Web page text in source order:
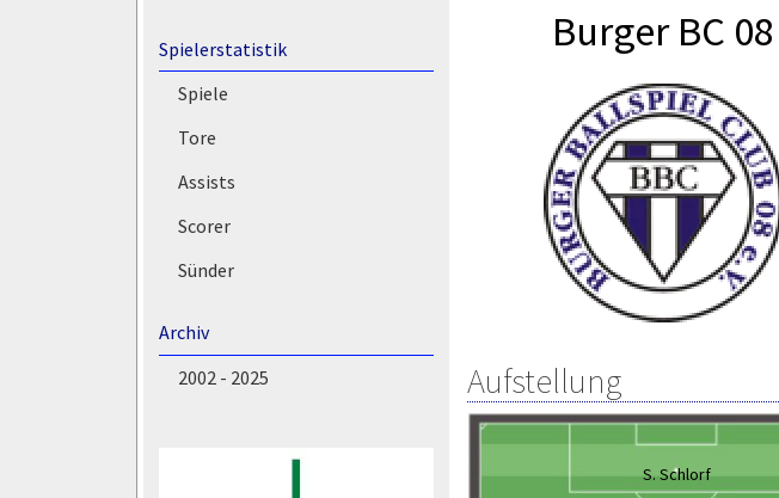
Spielerstatistik
Spiele
Tore
Assists
Scorer
Sünder
Archiv
2002 - 2025
Burger BC 08
Aufstellung
S. Schlorf